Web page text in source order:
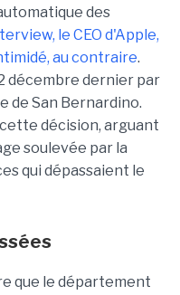
des
le CEO d'Apple,
au contraire.
décembre dernier par
de San Bernardino.
décision, arguant
soulevée par la
qui dépassaient le
que le département